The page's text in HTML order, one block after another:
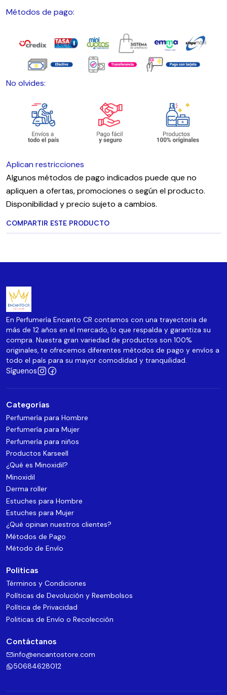
Métodos de pago:
No olvides:
Aplican restricciones
Algunos métodos de pago indicados puede que no
apliquen a ofertas, promociones o según el producto.
Disponibilidad y precio sujeto a cambios.
COMPARTIR ESTE PRODUCTO
En Perfumería Encanto CR contamos con una trayectoria de
más de 12 años en el mercado, lo que respalda y garantiza su
compra. Nuestra gran variedad de productos son 100%
originales, te ofrecemos diferentes métodos de pago y envíos a
todo el país para su mayor comodidad y tranquilidad.
Síguenos
Categorías
Perfumería para Hombre
Perfumería para Mujer
Perfumería para niños
Productos Karseell
¿Qué es Minoxidil?
Minoxidil
Derma roller
Estuches para Hombre
Estuches para Mujer
¿Qué opinan nuestros clientes?
Métodos de Pago
Método de Envío
Politicas
Términos y Condiciones
Políticas de Devolución y Reembolsos
Política de Privacidad
Politicas de Envío o Recolección
Contáctanos
info@encantostore.com
50684628012